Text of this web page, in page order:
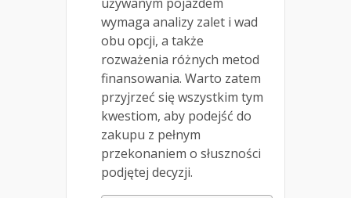
wymaga analizy zalet i wad
obu opcji, a także
rozważenia różnych metod
finansowania. Warto zatem
przyjrzeć się wszystkim tym
kwestiom, aby podejść do
zakupu z pełnym
przekonaniem o słuszności
podjętej decyzji.